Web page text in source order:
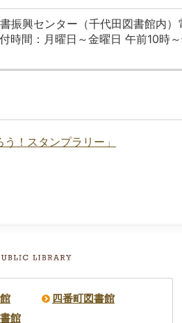
振興センター（千代田図書館内
間：月曜日～金曜日 午前10時
！スタンプラリー」
四番町図書館
館